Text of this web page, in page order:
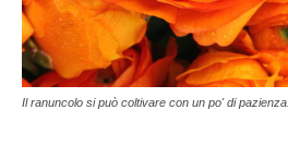
Il ranuncolo si può coltivare con un po' di pazienza.